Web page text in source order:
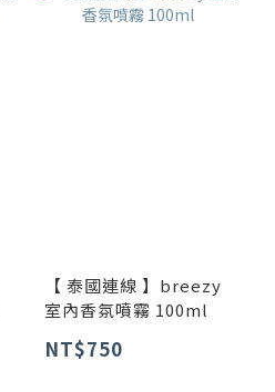
【 泰國連線 】breezy
室內香氛噴霧 100ml
NT$750